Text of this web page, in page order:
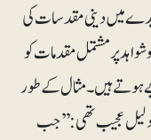
میں دینی مقدسات کی
پر مشتمل مقدمات کو
ہوتے ہیں۔ مثال کے طور
عجیب تھی :’’جب